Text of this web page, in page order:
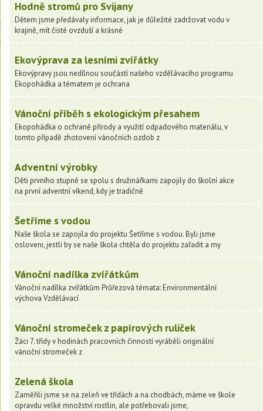
Hodně stromů pro Svijany
Dětem jsme předávaly informace, jak je důležité zadržovat vodu v
krajině, mít čisté ovzduší a krásné
Ekovýprava za lesními zvířátky
Ekovýpravy jsou nedílnou součástí našeho vzdělávacího programu
Ekopohádka a tématem je ochrana
Vánoční příběh s ekologickým přesahem
Ekopohádka o ochraně přírody a využití odpadového materiálu, v
tomto případě zhotovení vánočních ozdob z
Adventní výrobky
Děti prvního stupně se spolu s družinářkami zapojily do školní akce
na první adventní víkend, kdy je tradičně
Šetříme s vodou
Naše škola se zapojila do projektu Šetříme s vodou. Byli jsme
osloveni, jestli by se naše škola chtěla do projektu zařadit a my
Vánoční nadílka zvířátkům
Vánoční nadílka zvířátkům Průřezová témata: Environmentální
výchova Vzdělávací
Vánoční stromeček z papírových ruliček
Žáci 7. třídy v hodinách pracovních činností vyráběli originální
vánoční stromeček z
Zelená škola
Zaměřili jsme se na zeleň ve třídách a na chodbách, máme ve škole
opravdu velké množství rostlin, ale potřebovali jsme,